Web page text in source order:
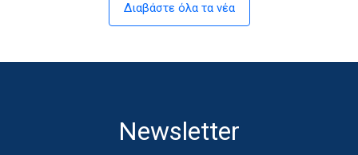
Διαβάστε όλα τα νέα
Newsletter